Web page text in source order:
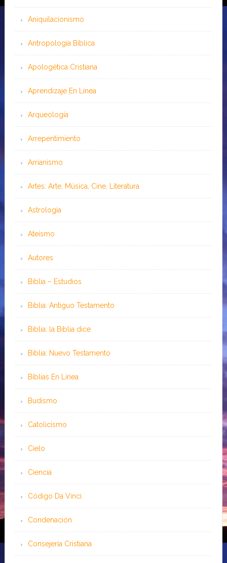
Aniquilacionismo
Antropología Bíblica
Apologética Cristiana
Aprendizaje En Línea
Arqueología
Arrepentimiento
Arrianismo
Artes: Arte, Música, Cine, Literatura
Astrología
Ateísmo
Autores
Biblia – Estudios
Biblia: Antiguo Testamento
Biblia: la Biblia dice
Biblia: Nuevo Testamento
Bíblias En Línea
Budismo
Catolicismo
Cielo
Ciencia
Código Da Vinci
Condenación
Consejería Cristiana